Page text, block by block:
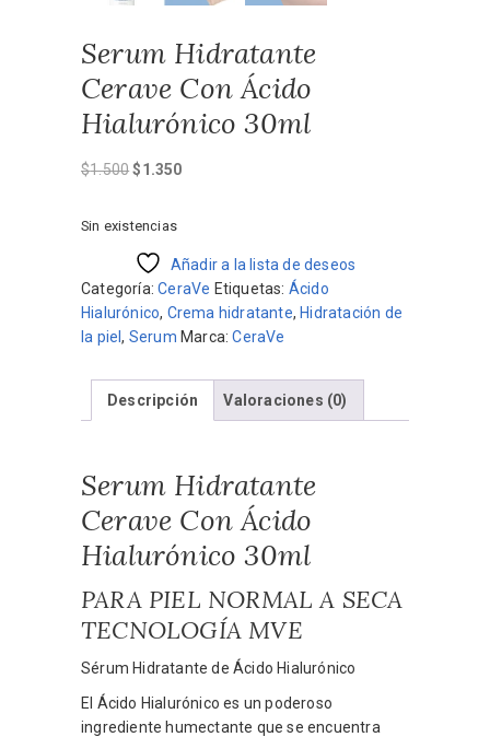
Serum Hidratante
Cerave Con Ácido
Hialurónico 30ml
$1.500El
$1.500.
$1.350El
$1.350.
Sin existencias
Añadir a la lista de deseos
Categoría:CeraVe Etiquetas: Ácido
Hialurónico, Crema hidratante, Hidratación de
la piel, Serum Marca:CeraVe
Descripción Valoraciones (0)
Serum Hidratante
Cerave Con Ácido
Hialurónico 30ml
PARA PIEL NORMAL A SECA
TECNOLOGÍA MVE
Sérum Hidratante de Ácido Hialurónico
El Ácido Hialurónico es un poderoso
ingrediente humectante que se encuentra